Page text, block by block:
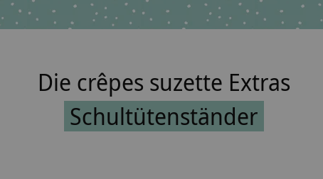
Die crêpes suzette Extras
Schultütenständer